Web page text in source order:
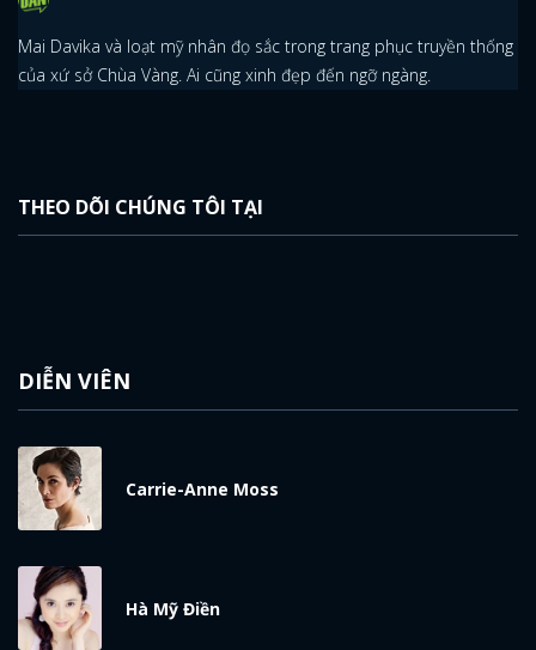
Mai Davika và loạt mỹ nhân đọ sắc trong trang phục truyền thống
của xứ sở Chùa Vàng. Ai cũng xinh đẹp đến ngỡ ngàng.
THEO DÕI CHÚNG TÔI TẠI
DIỄN VIÊN
Carrie-Anne Moss
Hà Mỹ Điền